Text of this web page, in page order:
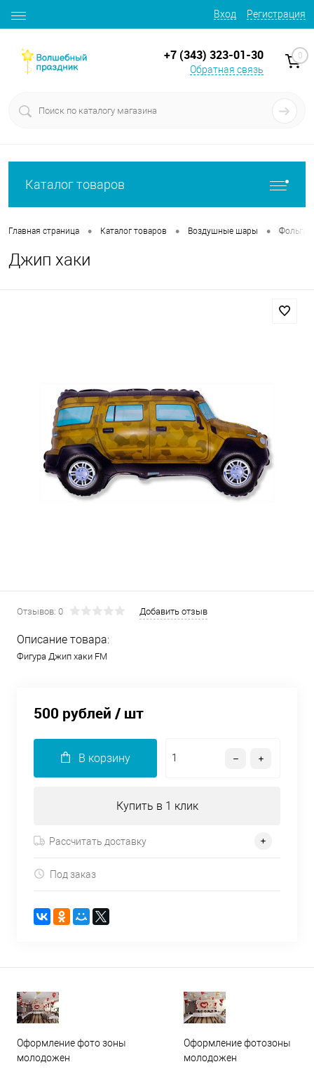
Вход Регистрация
+7 (343) 323-01-30
Обратная связь
0
Каталог товаров
Главная страница • Каталог товаров • Воздушные шары •
Джип хаки
Отзывов: 0 Добавить отзыв
Описание товара:
Фигура Джип хаки FM
500 рублей / шт
В корзину
Купить в 1 клик
Рассчитать доставку
Под заказ
Оформление фото зоны
молодожен
Оформление фотозоны
молодожен